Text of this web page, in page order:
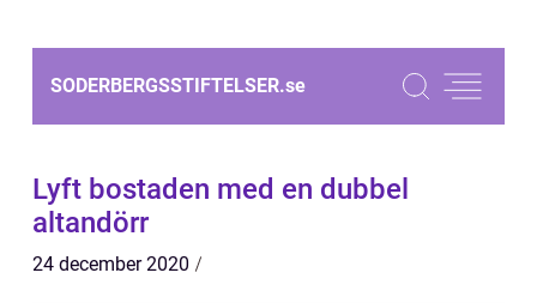
SODERBERGSSTIFTELSER.se
Lyft bostaden med en dubbel
altandörr
24 december 2020